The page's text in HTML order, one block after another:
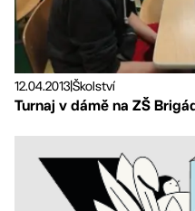
12.04.2013Školství
Turnaj v dámě na ZŠ